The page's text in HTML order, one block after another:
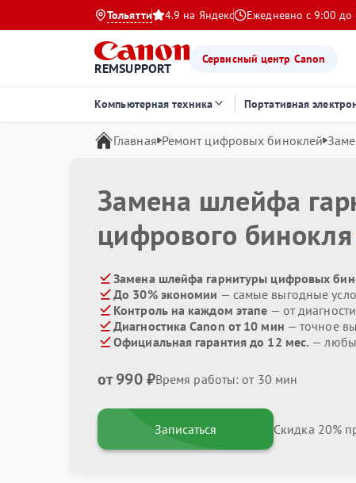
Тольятти 4.9 на Яндекс Ежедневно с 9:00 до
REMSUPPORT
Сервисный центр Canon
Компьютерная техника Портативная
Главная Ремонт цифровых биноклей
Замена шлейфа
цифрового бинокля
Замена шлейфа гарнитуры цифровых
До 30% экономии — самые выгодные
Контроль на каждом этапе — от
Диагностика Canon от 10 мин — точное
Официальная гарантия до 12 мес. —
от 990 ₽Время работы: от 30 мин
Записаться Скидка 20%